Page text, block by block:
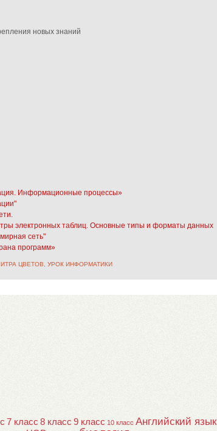
новых знаний
Информационные процессы»
электронных таблиц. Основные типы и форматы данных
сеть"
программ»
ЦВЕТОВ УРОК ИНФОРМАТИКИ
7 класс 8 класс 9 класс 10 класс Английский язык